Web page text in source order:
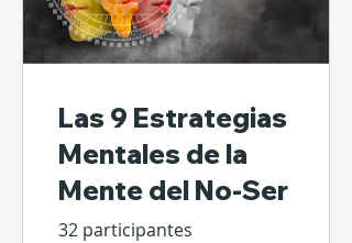
Las 9 Estrategias
Mentales de la
Mente del No-Ser
32 participantes